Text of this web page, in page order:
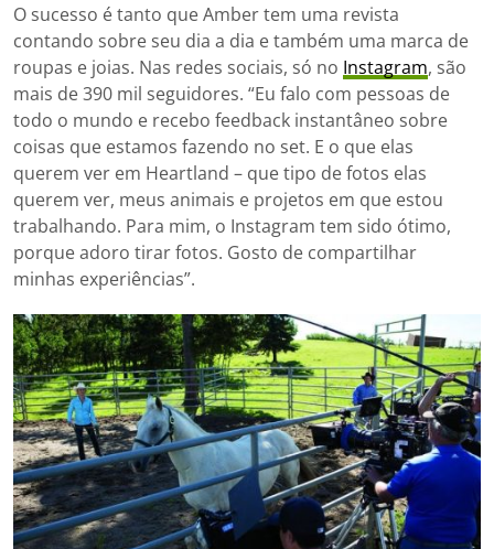
O sucesso é tanto que Amber tem uma revista
contando sobre seu dia a dia e também uma marca de
roupas e joias. Nas redes sociais, só no Instagram, são
mais de 390 mil seguidores. “Eu falo com pessoas de
todo o mundo e recebo feedback instantâneo sobre
coisas que estamos fazendo no set. E o que elas
querem ver em Heartland – que tipo de fotos elas
querem ver, meus animais e projetos em que estou
trabalhando. Para mim, o Instagram tem sido ótimo,
porque adoro tirar fotos. Gosto de compartilhar
minhas experiências”.